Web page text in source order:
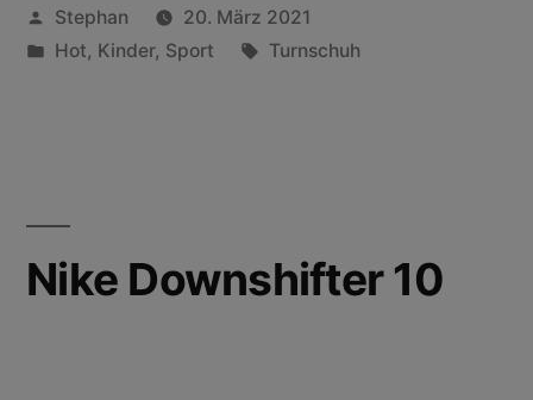
Stephan
20. März 2021
Hot, Kinder, Sport Turnschuh
Nike Downshifter 10